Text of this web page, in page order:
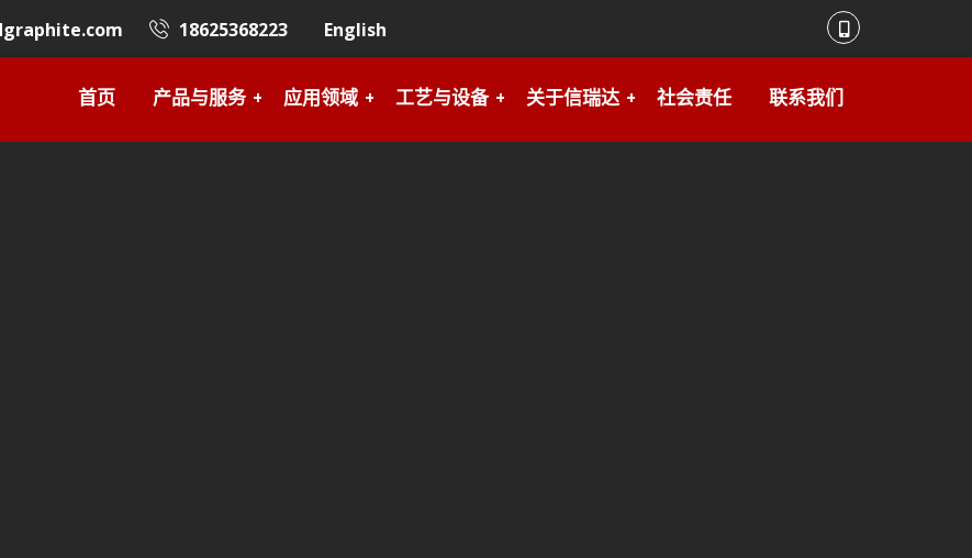
18625368223 English
首页 产品与服务 应用领域 工艺与设备 关于信瑞达 社会责任 联系我们